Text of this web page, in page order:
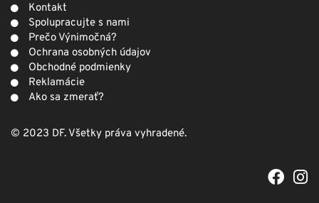
Kontakt
Spolupracujte s nami
Prečo Výnimočná?
Ochrana osobných údajov
Obchodné podmienky
Reklamácie
Ako sa zmerať?
© 2023 DF. Všetky práva vyhradené.
F
a
I
n